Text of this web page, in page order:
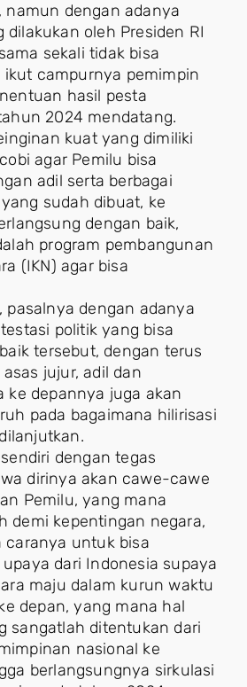
namun dengan adanya
oleh Presiden RI
sekali tidak bisa
ikut campurnya pemimpin
hasil pesta
2024 mendatang.
kuat yang dimiliki
agar Pemilu bisa
adil serta berbagai
sudah dibuat, ke
dengan baik,
program pembangunan
(IKN) agar bisa
pasalnya dengan adanya
politik yang bisa
tersebut, dengan terus
jujur, adil dan
ke depannya juga akan
pada bagaimana hilirisasi
dengan tegas
dirinya akan cawe-cawe
Pemilu, yang mana
demi kepentingan negara,
caranya untuk bisa
dari Indonesia supaya
maju dalam kurun waktu
depan, yang mana hal
sangatlah ditentukan dari
nasional ke
berlangsungnya sirkulasi